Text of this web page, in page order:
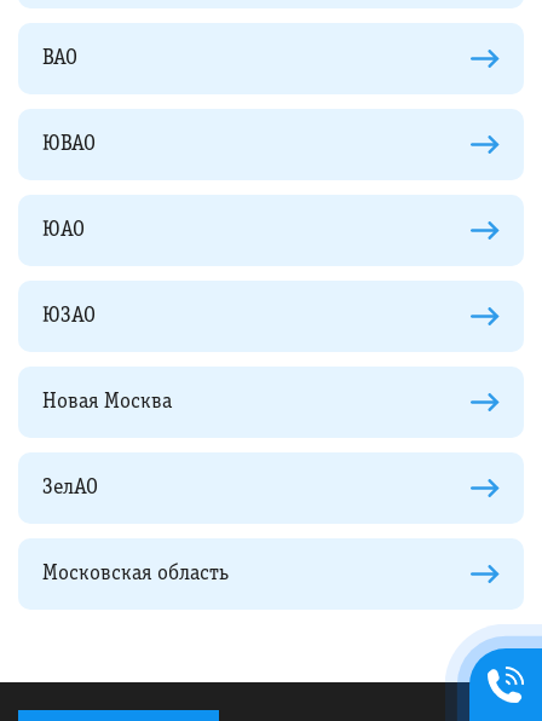
ВАО
ЮВАО
ЮАО
ЮЗАО
Новая Москва
ЗелАО
Московская область
+7495
134-42-